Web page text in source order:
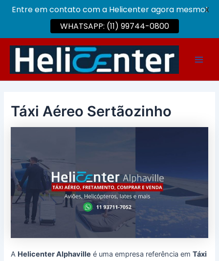
conteúdo
Táxi Aéreo Sertãozinho
A Helicenter Alphaville é uma empresa referência emTáxi
Entre em contato com a Helicenter agora mesmo!
WHATSAPP: (11) 99744-0800
X